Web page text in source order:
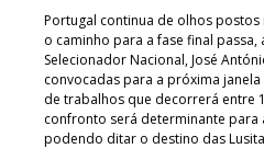
Portugal continua de olhos postos
o caminho para a fase final passa,
Selecionador Nacional, José
convocadas para a próxima
de trabalhos que decorrerá entre
confronto será determinante para
podendo ditar o destino das